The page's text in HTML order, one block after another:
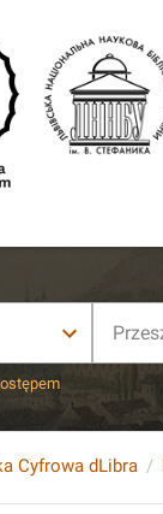
Cyfrowa dLibra